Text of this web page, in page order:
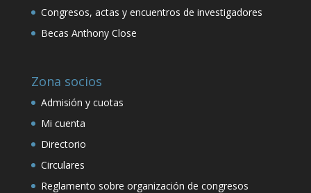
Congresos, actas y encuentros de investigadores
Becas Anthony Close
Zona socios
Admisión y cuotas
Mi cuenta
Directorio
Circulares
Reglamento sobre organización de congresos